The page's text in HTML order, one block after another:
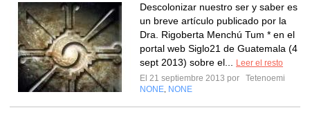
Descolonizar nuestro ser y saber es
un breve artículo publicado por la
Dra. Rigoberta Menchú Tum * en el
portal web Siglo21 de Guatemala (4
sept 2013) sobre el...
Leer el resto
El 21 septiembre 2013 por
Tetenoemi
NONE NONE